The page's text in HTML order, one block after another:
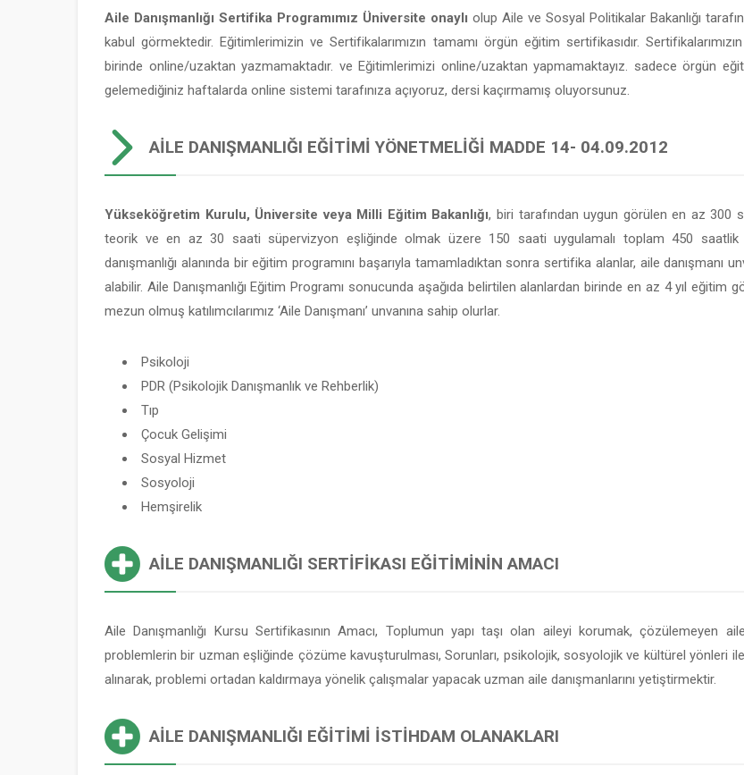
Aile Danışmanlığı Sertifika Programımız Üniversite onaylı olup Aile ve Sosyal Politikalar Bakanlığı
kabul görmektedir. Eğitimlerimizin ve Sertifikalarımızın tamamı örgün eğitim sertifikasıdır.
birinde online/uzaktan yazmamaktadır. ve Eğitimlerimizi online/uzaktan yapmamaktayız. sadece örgün
gelemediğiniz haftalarda online sistemi tarafınıza açıyoruz, dersi kaçırmamış oluyorsunuz.
AILE DANIŞMANLIĞI EĞITIMI YÖNETMELIĞI MADDE 14- 04.09.2012
Yükseköğretim Kurulu, Üniversite veya Milli Eğitim Bakanlığı, biri tarafından uygun görülen en az 300
teorik ve en az 30 saati süpervizyon eşliğinde olmak üzere 150 saati uygulamalı toplam 450 saatlik
danışmanlığı alanında bir eğitim programını başarıyla tamamladıktan sonra sertifika alanlar, aile danışmanı
alabilir. Aile Danışmanlığı Eğitim Programı sonucunda aşağıda belirtilen alanlardan birinde en az 4 yıl eğitim
mezun olmuş katılımcılarımız ‘Aile Danışmanı’ unvanına sahip olurlar.
Psikoloji
PDR (Psikolojik Danışmanlık ve Rehberlik)
Tıp
Çocuk Gelişimi
Sosyal Hizmet
Sosyoloji
Hemşirelik
AILE DANIŞMANLIĞI SERTIFIKASI EĞITIMININ AMACI
Aile Danışmanlığı Kursu Sertifikasının Amacı, Toplumun yapı taşı olan aileyi korumak, çözülemeyen
problemlerin bir uzman eşliğinde çözüme kavuşturulması, Sorunları, psikolojik, sosyolojik ve kültürel yönleri
alınarak, problemi ortadan kaldırmaya yönelik çalışmalar yapacak uzman aile danışmanlarını yetiştirmektir.
AILE DANIŞMANLIĞI EĞITIMI İSTIHDAM OLANAKLARI